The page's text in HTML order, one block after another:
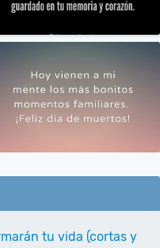
tu vida (cortas y